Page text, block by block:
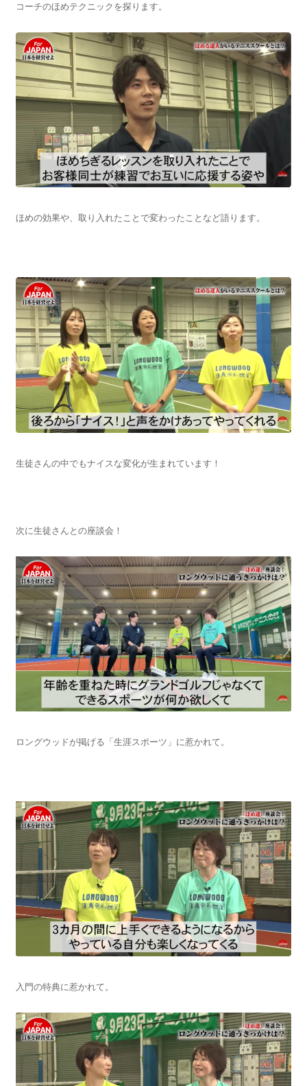
コーチのほめテクニックを探ります。
ほめの効果や、取り入れたことで変わったことなど語ります。
生徒さんの中でもナイスな変化が生まれています！
次に生徒さんとの座談会！
ロングウッドが掲げる「生涯スポーツ」に惹かれて。
入門の特典に惹かれて。